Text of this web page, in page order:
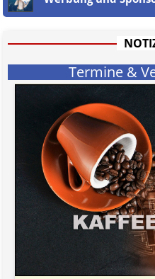
informativen Charakter.
Termine &